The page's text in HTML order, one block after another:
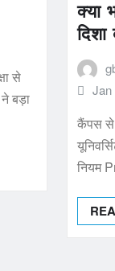
से
बड़ा
क्या
Jan
कैंपस से
नियम